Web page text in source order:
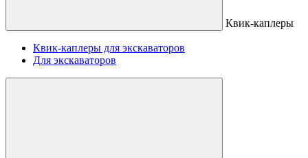
Квик-каплеры
Квик-каплеры для экскаваторов
Для экскаваторов